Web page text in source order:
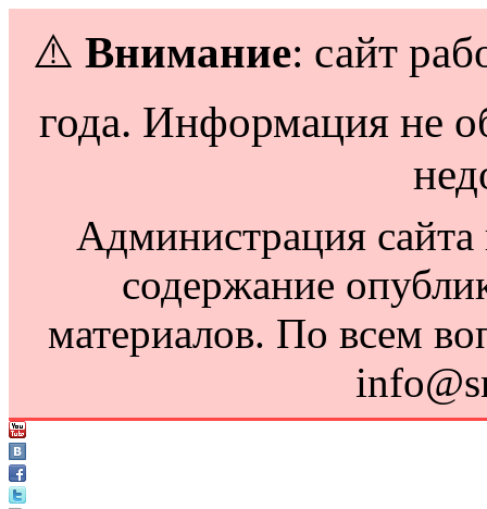
⚠️ Внимание: сайт
года. Информация не
Администрация сайта
содержание
материалов. По всем